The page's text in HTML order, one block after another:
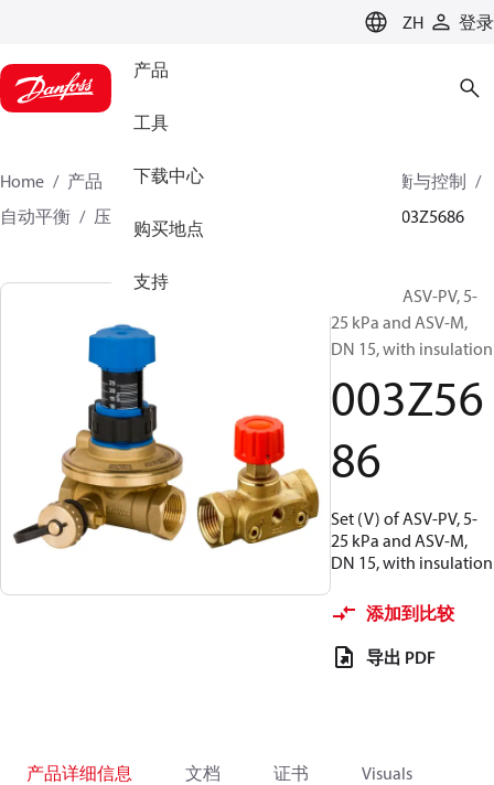
ZH 登录
产品
工具
下载中心
购买地点
支持
Home 产品 气候方案事业部供热业务
水力平衡与控制
自动平衡
压差控制器 003Z5686
Set (V) of ASV-PV, 5-
25 kPa and ASV-M,
DN 15, with insulation
003Z56
86
Set (V) of ASV-PV, 5-
25 kPa and ASV-M,
DN 15, with insulation
添加到比较
导出 PDF
产品详细信息 文档 证书 Visuals